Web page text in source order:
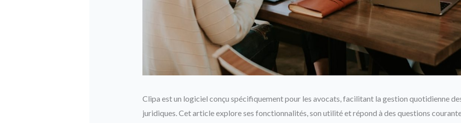
Clipa est un logiciel conçu spécifiquement pour les avocats, facilitant la gestion quotidienne
juridiques. Cet article explore ses fonctionnalités, son utilité et répond à des questions